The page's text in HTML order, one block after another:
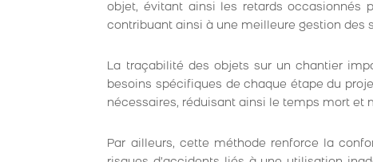
objet, évitant ainsi les retards occasionnés
contribuant ainsi à une meilleure gestion des
La traçabilité des objets sur un chantier
besoins spécifiques de chaque étape du
nécessaires, réduisant ainsi le temps mort et
Par ailleurs, cette méthode renforce la